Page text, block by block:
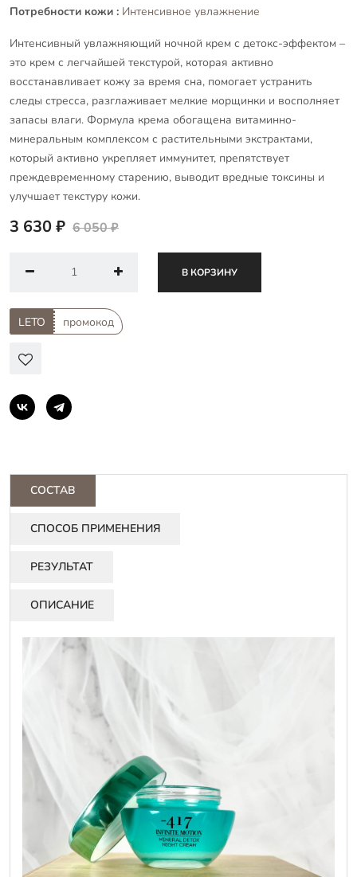
Потребности кожи : Интенсивное увлажнение
Интенсивный увлажняющий ночной крем с детокс-эффектом –
это крем с легчайшей текстурой, которая активно
восстанавливает кожу за время сна, помогает устранить
следы стресса, разглаживает мелкие морщинки и восполняет
запасы влаги. Формула крема обогащена витаминно-
минеральным комплексом с растительными экстрактами,
который активно укрепляет иммунитет, препятствует
преждевременному старению, выводит вредные токсины и
улучшает текстуру кожи.
3 630 ₽ 6 050 ₽
В КОРЗИНУ
LETO промокод
СОСТАВ
СПОСОБ ПРИМЕНЕНИЯ
РЕЗУЛЬТАТ
ОПИСАНИЕ